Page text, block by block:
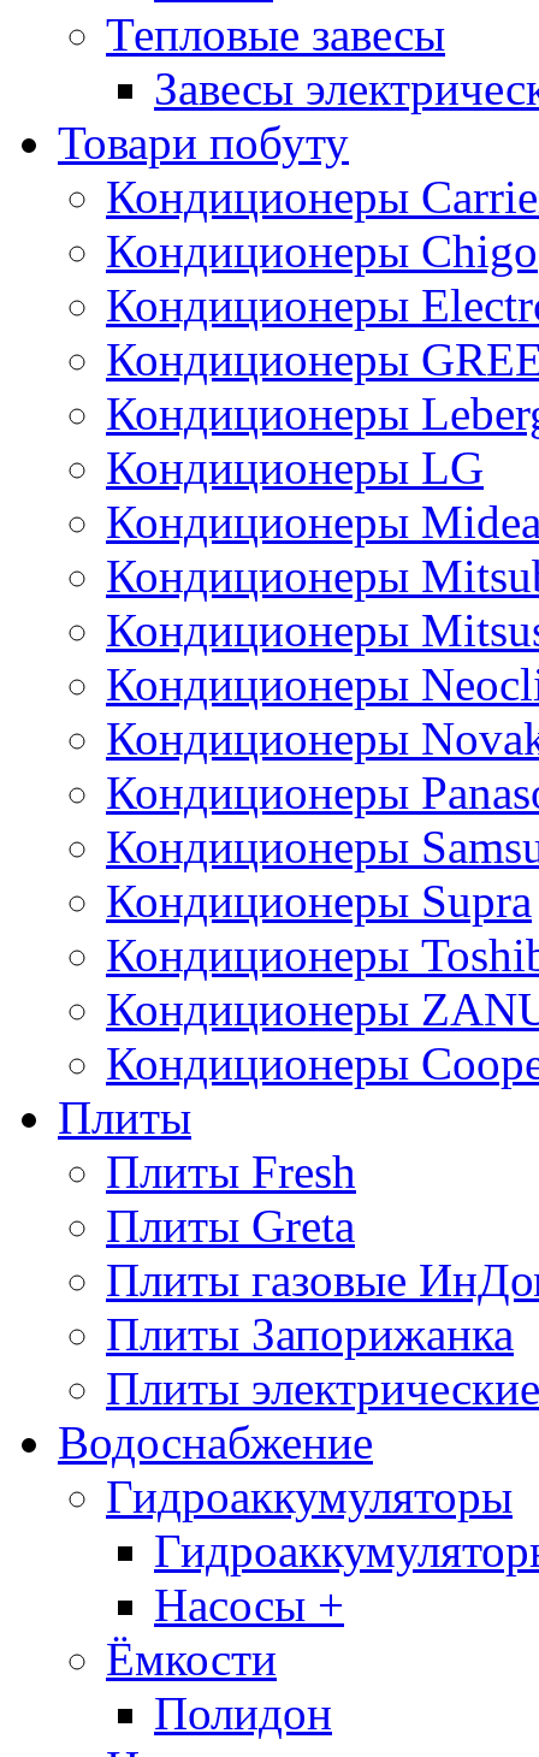
Тепловые завесы
Завесы
Товари побуту
Кондиционеры
Кондиционеры Chigo
Кондиционеры
Кондиционеры
Кондиционеры
Кондиционеры LG
Кондиционеры
Кондиционеры
Кондиционеры
Кондиционеры
Кондиционеры
Кондиционеры
Кондиционеры
Кондиционеры Supra
Кондиционеры
Кондиционеры
Кондиционеры
Плиты
Плиты Fresh
Плиты Greta
Плиты газовые
Плиты Запорижанка
Плиты
Водоснабжение
Гидроаккумуляторы
Насосы +
Ёмкости
Полидон